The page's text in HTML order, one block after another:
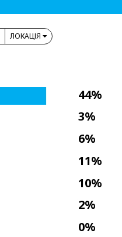
ЛОКАЦІЯ
44%
3%
6%
11%
10%
2%
0%